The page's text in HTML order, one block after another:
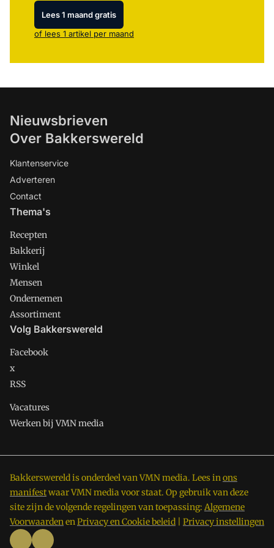
Lees 1 maand gratis
of lees 1 artikel per maand
Nieuwsbrieven
Over Bakkerswereld
Klantenservice
Adverteren
Contact
Thema's
Recepten
Bakkerij
Winkel
Mensen
Ondernemen
Assortiment
Volg Bakkerswereld
Facebook
x
RSS
Vacatures
Werken bij VMN media
Bakkerswereld is onderdeel van VMN media. Lees inons
manifestwaar VMN media voor staat. Op gebruik van deze
site zijn de volgende regelingen van toepassing: Algemene
VoorwaardenenPrivacy en Cookie beleid Privacy instellingen